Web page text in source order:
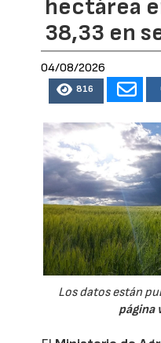
hectárea
38,33 en
04/08/2026
816
Los datos están
página